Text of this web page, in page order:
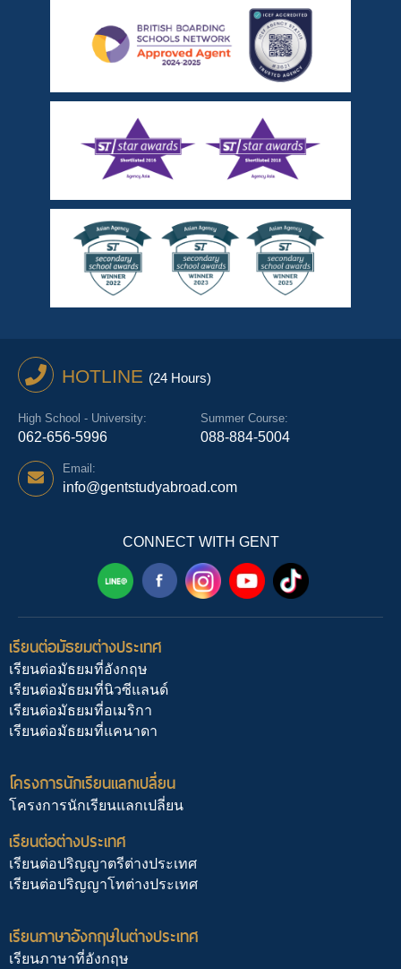
HOTLINE (24 Hours)
High School - University:
062-656-5996
Summer Course:
088-884-5004
Email:
info@gentstudyabroad.com
CONNECT WITH GENT
เรียนต่อมัธยมต่างประเทศ
เรียนต่อมัธยมที่อังกฤษ
เรียนต่อมัธยมที่นิวซีแลนด์
เรียนต่อมัธยมที่อเมริกา
เรียนต่อมัธยมที่แคนาดา
โครงการนักเรียนแลกเปลี่ยน
โครงการนักเรียนแลกเปลี่ยน
เรียนต่อต่างประเทศ
เรียนต่อปริญญาตรีต่างประเทศ
เรียนต่อปริญญาโทต่างประเทศ
เรียนภาษาอังกฤษในต่างประเทศ
เรียนภาษาที่อังกฤษ